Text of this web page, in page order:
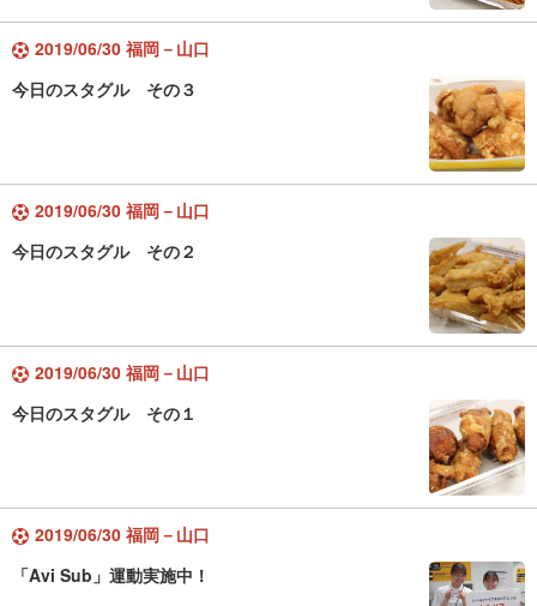
2019/06/30 福岡－山口
今日のスタグル その３
2019/06/30 福岡－山口
今日のスタグル その２
2019/06/30 福岡－山口
今日のスタグル その１
2019/06/30 福岡－山口
「Avi Sub」運動実施中！